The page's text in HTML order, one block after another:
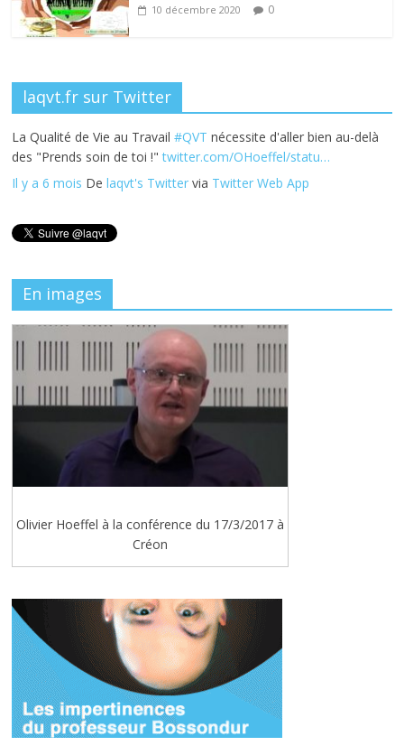
10 décembre 2020 0
laqvt.fr sur Twitter
La Qualité de Vie au Travail#QVT nécessite d'aller bien au-delà
des "Prends soin de toi !"twitter.com/OHoeffel/statu…
Il y a 6 mois Delaqvt's Twitter via Twitter Web App
En images
Olivier Hoeffel à la conférence du 17/3/2017 à
Créon